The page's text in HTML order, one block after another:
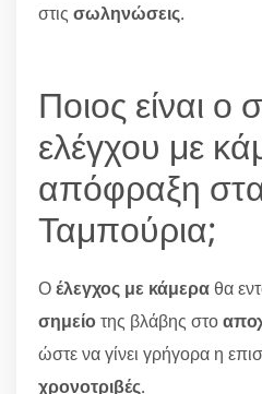
στις σωληνώσεις.
Ποιος είναι ο
ελέγχου με
απόφραξη
Ταμπούρια;
Οέλεγχος με κάμεραθα
σημείοτης βλάβης στο
ώστε να γίνει γρήγορα η
χρονοτριβές.